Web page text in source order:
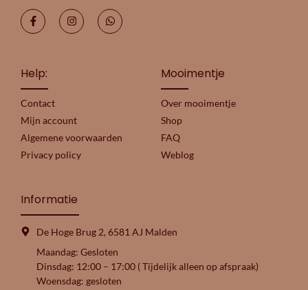
Help:
Contact
Mijn account
Algemene voorwaarden
Privacy policy
Mooimentje
Over mooimentje
Shop
FAQ
Weblog
Informatie
De Hoge Brug 2, 6581 AJ Malden
Maandag: Gesloten
Dinsdag: 12:00 – 17:00 ( Tijdelijk alleen op afspraak)
Woensdag: gesloten